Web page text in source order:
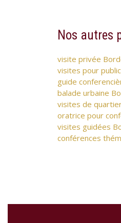
Nos autres
visite privée
visites pour
guide
balade urbaine
visites de
oratrice pour
visites guidées
conférences